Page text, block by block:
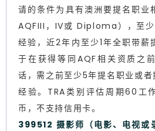
请的条件为具有澳洲要提名职业
AQFIII，IV或 Diploma），至
经验，近2年内至少1年全职带薪
于在获得等同AQF相关资质之
话，需之前至少5年提名职业或
经验。TRA类别评估周期60工
币，不支持信用卡。
399512 摄影师（电影、电视或